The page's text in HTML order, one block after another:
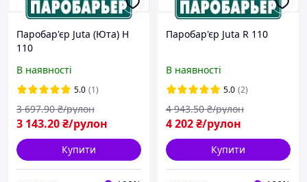
Паробар'єр Juta (Юта) H
110
В наявності
5.0 (1)
3 143.20₴/рулон
3 697.90 ₴/рулон
Купити
Паробар'єр Juta R 110
В наявності
5.0 (2)
4 202₴/рулон
4 943.50 ₴/рулон
Купити